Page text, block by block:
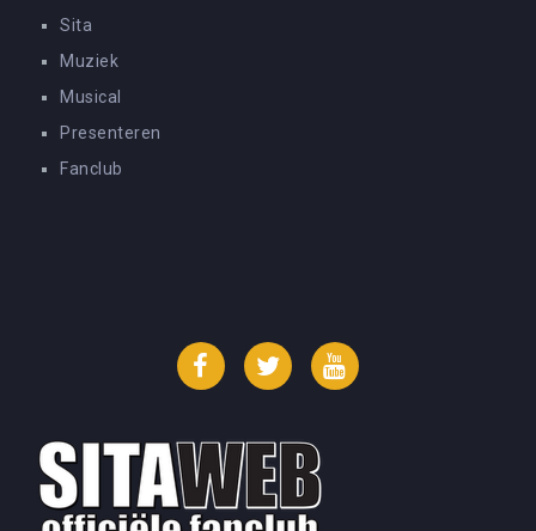
Sita
Muziek
Musical
Presenteren
Fanclub
FacebookTwitter YouTube